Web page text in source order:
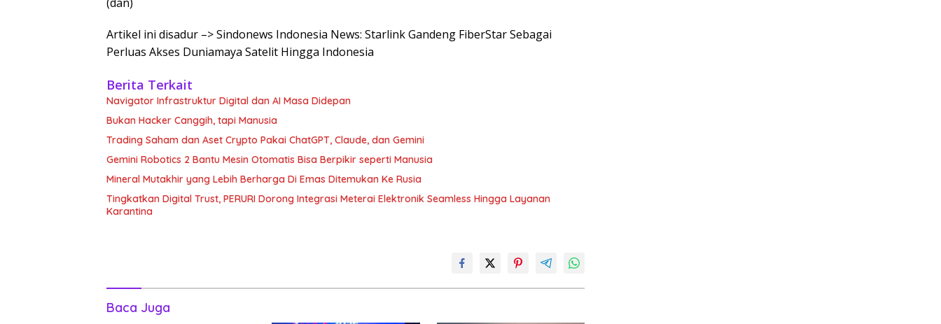
Artikel ini disadur –> Sindonews Indonesia News: Starlink Gandeng FiberStar Sebagai
Perluas Akses Duniamaya Satelit Hingga Indonesia
Berita Terkait
Navigator Infrastruktur Digital dan AI Masa Didepan
Bukan Hacker Canggih, tapi Manusia
Trading Saham dan Aset Crypto Pakai ChatGPT, Claude, dan Gemini
Gemini Robotics 2 Bantu Mesin Otomatis Bisa Berpikir seperti Manusia
Mineral Mutakhir yang Lebih Berharga Di Emas Ditemukan Ke Rusia
Tingkatkan Digital Trust, PERURI Dorong Integrasi Meterai Elektronik Seamless Hingga Layanan
Karantina
Baca Juga